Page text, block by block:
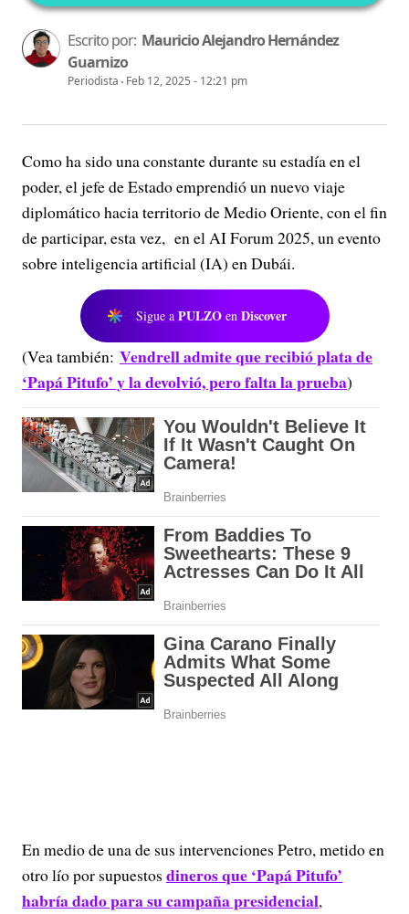
Escrito por: Mauricio Alejandro Hernández
Guarnizo
Periodista Feb 12, 2025 - 12:21 pm
Como ha sido una constante durante su estadía en el
poder, el jefe de Estado emprendió un nuevo viaje
diplomático hacia territorio de Medio Oriente, con el fin
de participar, esta vez, en el AI Forum 2025, un evento
sobre inteligencia artificial (IA) en Dubái.
Sigue a PULZO en Discover
(Vea también: Vendrell admite que recibió plata de
‘Papá Pitufo’ y la devolvió, pero falta la prueba)
En medio de una de sus intervenciones Petro, metido en
otro lío por supuestos dineros que ‘Papá Pitufo’
habría dado para su campaña presidencial,